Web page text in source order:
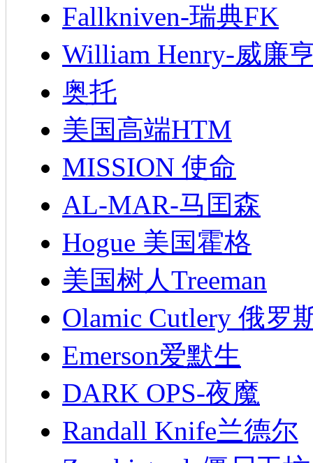
Fallkniven-瑞典FK
William Henry-威廉
奥托
美国高端HTM
MISSION 使命
AL-MAR-马囯森
Hogue 美国霍格
美国树人Treeman
Olamic Cutlery 俄罗
Emerson爱默生
DARK OPS-夜魔
Randall Knife兰德尔